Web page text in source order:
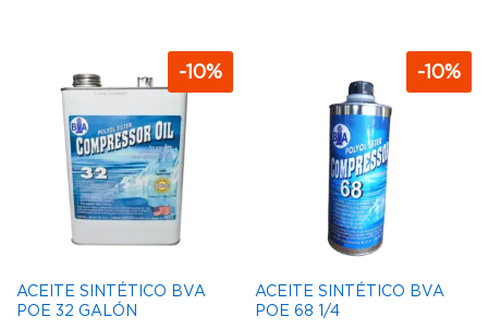
-10%
ACEITE SINTÉTICO BVA
POE 32 GALÓN
-10%
ACEITE SINTÉTICO BVA
POE 68 1/4